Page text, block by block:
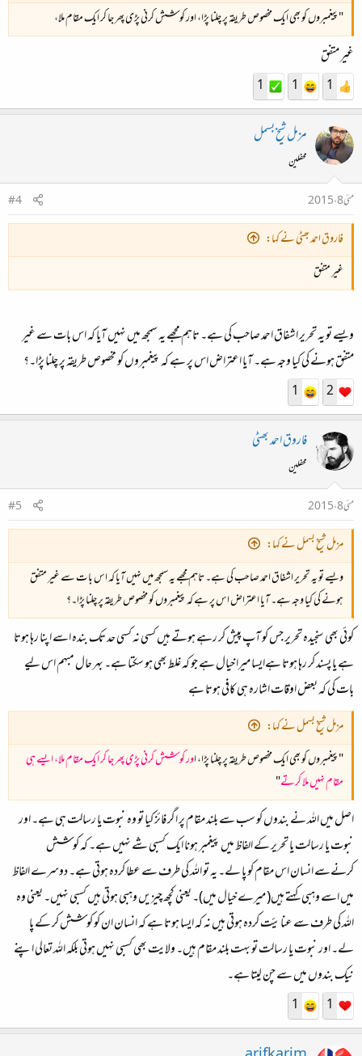
"پیغمبروں کو بھی ایک مخصوص طریقہ پر چلنا پڑا، اور کوشش کرنی پڑی پھر جا کر ایک مقام ملا،
غیر متفق
1
1
1
مزمل شیخ بسمل
محفلین
مئی 8، 2015
#4
فاروق احمد بھٹی نے کہا:
غیر متفق
ویسے تو یہ تحریر اشفاق احمد صاحب کی ہے۔ تاہم مجھے یہ سمجھ میں نہیں آیا کہ اس بات سے غیر
متفق ہونے کی کیا وجہ ہے۔ آیا اعتراض اس پر ہے کہ پیغمبروں کو مخصوص طریقہ پر چلنا پڑا۔؟
2
1
فاروق احمد بھٹی
محفلین
مئی 8، 2015
#5
مزمل شیخ بسمل نے کہا:
ویسے تو یہ تحریر اشفاق احمد صاحب کی ہے۔ تاہم مجھے یہ سمجھ میں نہیں آیا کہ اس بات سے غیر متفق
ہونے کی کیا وجہ ہے۔ آیا اعتراض اس پر ہے کہ پیغمبروں کو مخصوص طریقہ پر چلنا پڑا۔؟
کوئی بھی سنجیدہ تحریر جس کو آپ پیش کر رہے ہوتے ہیں کسی نہ کسی حد تک بندہ اسے اپنا رہا ہوتا
ہے یا پسند کر رہا ہوتا ہےایسا میرا خیال ہے جو کہ غلط بھی ہو سکتا ہے۔ بہر حال مبہم اس لیے
بات کی کہ بعض اوقات اشارہ ہی کافی ہوتا ہے
مزمل شیخ بسمل نے کہا:
"پیغمبروں کو بھی ایک مخصوص طریقہ پر چلنا پڑا، اور کوشش کرنی پڑی پھر جا کر ایک مقام ملا، ایسے ہی
مقام نہیں ملا کرتے"
اصل میں اللہ نے بندوں کو سب سے بلند مقام پر اگر فائز کیا تو وہ نبوت یا رسالت ہی ہے۔ اور
نبوت یا رسالت یا تحریر کے الفاظ میں پیغمبر ہونا ایک کسبی شے نہیں ہے۔ کہ کوشش
کرنےسے انسان اس مقام کو پا لے۔ یہ تو اللہ کی طرف سے عطا کردہ ہوتی ہے۔ دوسرے الفاظ
میں اسے وہبی کہتے ہیں( میرے خیال میں)۔ یعنی کچھ چیزیں وہبی ہوتی ہیں کسبی نہیں۔ یعنی وہ
اللہ کی طرف سے عنایئت کردہ ہوتی ہیں نہ کہ ایسا ہوتا ہے کہ انسان ان کو کوشش کر کے پا
لے۔ اور نبوت یا رسالت تو بہت بلند مقام ہیں۔ ولایت بھی کسبی نہیں ہوتی بلکہ اللہ تعالی اپنے
نیک بندوں میں سے چن لیتا ہے۔
1
1